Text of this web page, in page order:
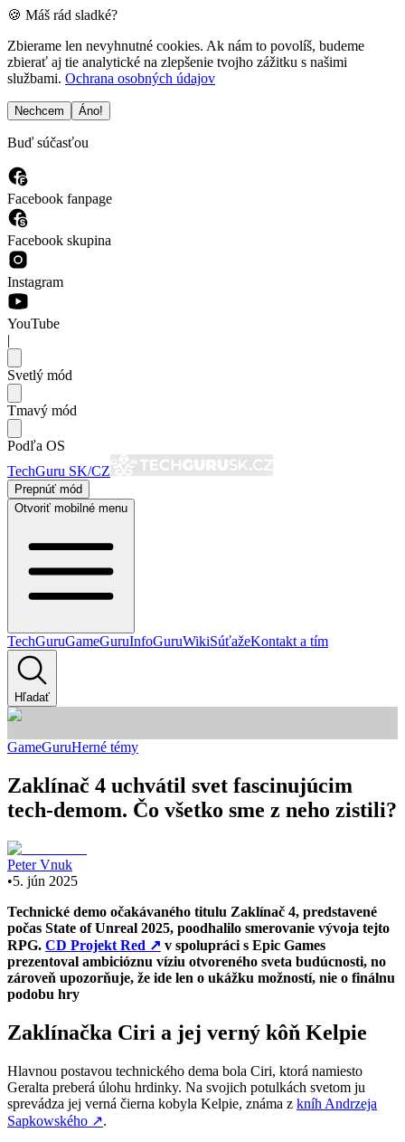
🍪 Máš rád sladké?
Zbierame len nevyhnutné cookies. Ak nám to povolíš, budeme
zbierať aj tie analytické na zlepšenie tvojho zážitku s našimi
službami. Ochrana osobných údajov
Nechcem Áno!
Buď súčasťou
Facebook fanpage
Facebook skupina
Instagram
YouTube
|
Svetlý mód
Tmavý mód
Podľa OS
TechGuru SK/CZ
Prepnúť mód
Otvoriť mobilné menu
TechGuruGameGuruInfoGuruWikiSúťažeKontakt a tím
Hľadať
GameGuruHerné témy
Zaklínač 4 uchvátil svet fascinujúcim
tech-demom. Čo všetko sme z neho zistili?
Peter Vnuk
•5. jún 2025
Technické demo očakávaného titulu Zaklínač 4, predstavené
počas State of Unreal 2025, poodhalilo smerovanie vývoja tejto
RPG. CD Projekt Red ↗ v spolupráci s Epic Games
prezentoval ambicióznu víziu otvoreného sveta budúcnosti, no
zároveň upozorňuje, že ide len o ukážku možností, nie o finálnu
podobu hry
Zaklínačka Ciri a jej verný kôň Kelpie
Hlavnou postavou technického dema bola Ciri, ktorá namiesto
Geralta preberá úlohu hrdinky. Na svojich potulkách svetom ju
sprevádza jej verná čierna kobyla Kelpie, známa z kníh Andrzeja
Sapkowského ↗.